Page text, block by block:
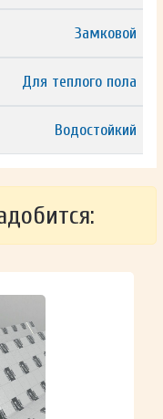
Замковой
Для теплого пола
Водостойкий